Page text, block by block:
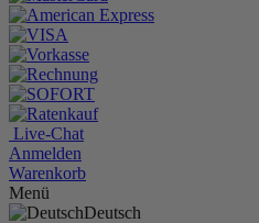
Live-Chat
Anmelden
Warenkorb
Menü
Deutsch